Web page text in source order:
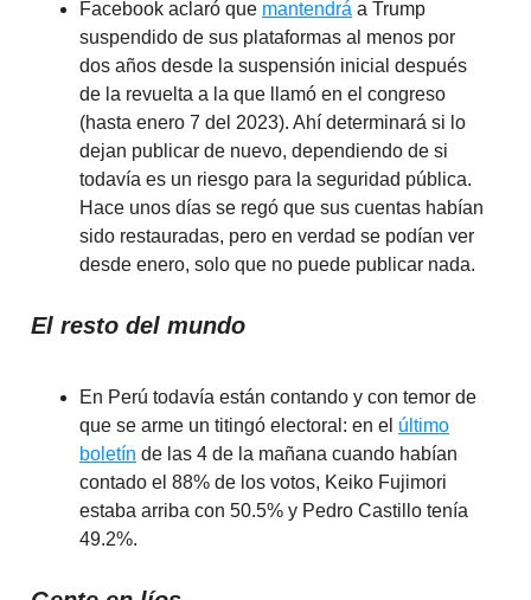
Facebook aclaró que mantendrá a Trump
suspendido de sus plataformas al menos por
dos años desde la suspensión inicial después
de la revuelta a la que llamó en el congreso
(hasta enero 7 del 2023). Ahí determinará si lo
dejan publicar de nuevo, dependiendo de si
todavía es un riesgo para la seguridad pública.
Hace unos días se regó que sus cuentas habían
sido restauradas, pero en verdad se podían ver
desde enero, solo que no puede publicar nada.
El resto del mundo
En Perú todavía están contando y con temor de
que se arme un titingó electoral: en el último
boletín de las 4 de la mañana cuando habían
contado el 88% de los votos, Keiko Fujimori
estaba arriba con 50.5% y Pedro Castillo tenía
49.2%.